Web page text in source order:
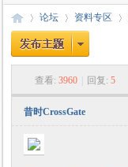
论坛
›
资料专区
›
查看: 3960 回复: 5
昔时CrossGate